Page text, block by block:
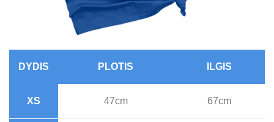
DYDIS PLOTIS ILGIS
XS 47cm 67cm